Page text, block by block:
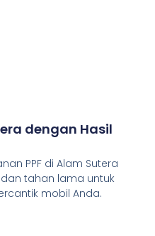
dengan Hasil
PPF di Alam Sutera
tahan lama untuk
mobil Anda.